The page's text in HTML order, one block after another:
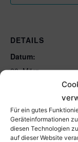
Für ein gutes
Geräteinformationen
diesen Technologien
auf dieser Website
DETAILS
Datum:
28. März